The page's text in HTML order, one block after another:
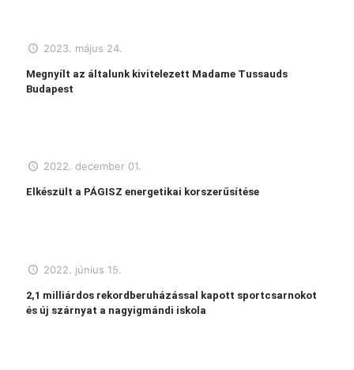
2023. május 24.
Megnyílt az általunk kivitelezett Madame Tussauds
Budapest
2022. december 01.
Elkészült a PÁGISZ energetikai korszerűsítése
2022. június 15.
2,1 milliárdos rekordberuházással kapott sportcsarnokot
és új szárnyat a nagyigmándi iskola